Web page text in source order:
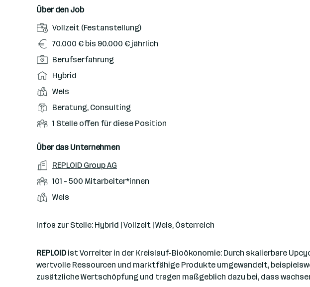
Über den Job
A
n
t
e
l
u
n
s
r
t
Vollzeit (Festanstellung)
G
e
h
a
l
t
70.000 € bis 90.000 € jährlich
P
o
i
t
i
n
e
b
n
Berufserfahrung
A
r
b
e
i
s
m
o
d
e
Hybrid
D
i
n
t
o
t
Wels
B
e
u
s
f
l
e
Beratung, Consulting
O
f
n
e
S
l
e
n
1 Stelle offen für diese Position
Über das Unternehmen
A
r
e
t
e
b
e
REPLOID Group AG
M
i
t
r
e
i
t
101 - 500 Mitarbeiter*innen
S
a
o
r
t
Wels
Infos zur Stelle: Hybrid | Vollzeit | Wels, Österreich
REPLOIDist Vorreiter in der Kreislauf-Bioökonomie: Durch skalierbare
wertvolle Ressourcen und marktfähige Produkte umgewandelt,
zusätzliche Wertschöpfung und tragen maßgeblich dazu bei, dass